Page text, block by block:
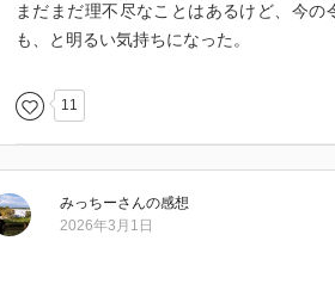
まだまだ理不尽なことはあるけど、今
も、と明るい気持ちになった。
11
みっちーさんの感想
2026年3月1日